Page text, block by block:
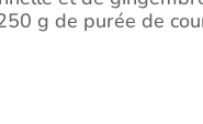
g de purée de